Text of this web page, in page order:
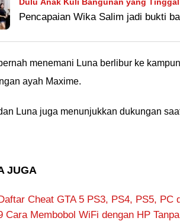
Wika Salim Kini Mampu Bangun
Pencapaian Wika Salim jadi bukti
juga!menemani Luna berlibur ke
ayah Maxime.
Luna juga menunjukkan dukungan
JUGA
Cheat GTA 5 PS3, PS4, PS5, PC
Cara Membobol WiFi dengan HP